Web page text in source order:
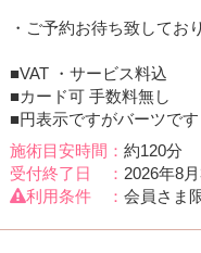
・ご予約お待ち致してお
■VAT ・サービス料込
■カード可 手数料無し
■円表示ですがバーツです
施術目安時間： 約120分
受付終了日 ： 2026年8
利用条件 ： 会員さま